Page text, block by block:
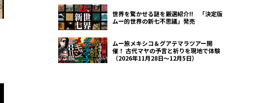
世界を驚かせる謎を厳選紹介!! 「決定版
ムー的世界の新七不思議」発売
ムー旅メキシコ＆グアテマラツアー開
催！ 古代マヤの予言と祈りを現地で体験
（2026年11月28日～12月5日）